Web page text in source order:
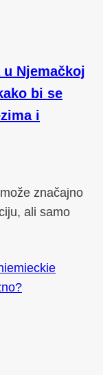
Njemačkoj
bi se
i
značajno
ali samo